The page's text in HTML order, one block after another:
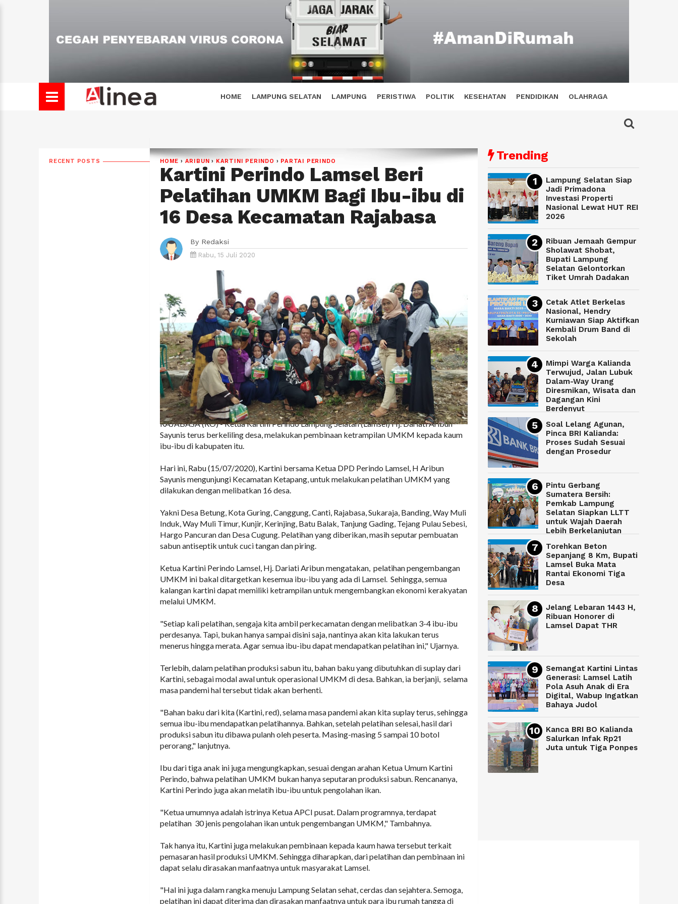
HOME LAMPUNG SELATAN LAMPUNG PERISTIWA POLITIK KESEHATAN PENDIDIKAN OLAHRAGA
RECENT POSTS HOME › ARIBUN › KARTINI PERINDO › PARTAI PERINDO
Kartini Perindo Lamsel Beri
Pelatihan UMKM Bagi Ibu-ibu di
16 Desa Kecamatan Rajabasa
By Redaksi
Rabu, 15 Juli 2020
RAJABASA (RO) - Ketua Kartini Perindo Lampung Selatan (Lamsel) Hj. Dariati Aribun
Sayunis terus berkeliling desa, melakukan pembinaan ketrampilan UMKM kepada kaum
ibu-ibu di kabupaten itu.
Hari ini, Rabu (15/07/2020), Kartini bersama Ketua DPD Perindo Lamsel, H Aribun
Sayunis mengunjungi Kecamatan Ketapang, untuk melakukan pelatihan UMKM yang
dilakukan dengan melibatkan 16 desa.
Yakni Desa Betung, Kota Guring, Canggung, Canti, Rajabasa, Sukaraja, Banding, Way Muli
Induk, Way Muli Timur, Kunjir, Kerinjing, Batu Balak, Tanjung Gading, Tejang Pulau Sebesi,
Hargo Pancuran dan Desa Cugung. Pelatihan yang diberikan, masih seputar pembuatan
sabun antiseptik untuk cuci tangan dan piring.
Ketua Kartini Perindo Lamsel, Hj. Dariati Aribun mengatakan, pelatihan pengembangan
UMKM ini bakal ditargetkan kesemua ibu-ibu yang ada di Lamsel. Sehingga, semua
kalangan kartini dapat memiliki ketrampilan untuk mengembangkan ekonomi kerakyatan
melalui UMKM.
"Setiap kali pelatihan, sengaja kita ambil perkecamatan dengan melibatkan 3-4 ibu-ibu
perdesanya. Tapi, bukan hanya sampai disini saja, nantinya akan kita lakukan terus
menerus hingga merata. Agar semua ibu-ibu dapat mendapatkan pelatihan ini," Ujarnya.
Terlebih, dalam pelatihan produksi sabun itu, bahan baku yang dibutuhkan di suplay dari
Kartini, sebagai modal awal untuk operasional UMKM di desa. Bahkan, ia berjanji, selama
masa pandemi hal tersebut tidak akan berhenti.
"Bahan baku dari kita (Kartini, red), selama masa pandemi akan kita suplay terus, sehingga
semua ibu-ibu mendapatkan pelatihannya. Bahkan, setelah pelatihan selesai, hasil dari
produksi sabun itu dibawa pulanh oleh peserta. Masing-masing 5 sampai 10 botol
perorang," lanjutnya.
Ibu dari tiga anak ini juga mengungkapkan, sesuai dengan arahan Ketua Umum Kartini
Perindo, bahwa pelatihan UMKM bukan hanya seputaran produksi sabun. Rencananya,
Kartini Perindo juga akan melatih ibu-ibu untuk pengolahan ikan.
"Ketua umumnya adalah istrinya Ketua APCI pusat. Dalam programnya, terdapat
pelatihan 30 jenis pengolahan ikan untuk pengembangan UMKM," Tambahnya.
Tak hanya itu, Kartini juga melakukan pembinaan kepada kaum hawa tersebut terkait
pemasaran hasil produksi UMKM. Sehingga diharapkan, dari pelatihan dan pembinaan ini
dapat selalu dirasakan manfaatnya untuk masyarakat Lamsel.
"Hal ini juga dalam rangka menuju Lampung Selatan sehat, cerdas dan sejahtera. Semoga,
pelatihan ini dapat diterima dan dirasakan manfaatnya untuk para ibu rumah tangga di
Trending
Lampung Selatan Siap
Jadi Primadona
Investasi Properti
Nasional Lewat HUT REI
2026
Ribuan Jemaah Gempur
Sholawat Shobat,
Bupati Lampung
Selatan Gelontorkan
Tiket Umrah Dadakan
Cetak Atlet Berkelas
Nasional, Hendry
Kurniawan Siap Aktifkan
Kembali Drum Band di
Sekolah
Mimpi Warga Kalianda
Terwujud, Jalan Lubuk
Dalam-Way Urang
Diresmikan, Wisata dan
Dagangan Kini
Berdenyut
Soal Lelang Agunan,
Pinca BRI Kalianda:
Proses Sudah Sesuai
dengan Prosedur
Pintu Gerbang
Sumatera Bersih:
Pemkab Lampung
Selatan Siapkan LLTT
untuk Wajah Daerah
Lebih Berkelanjutan
Torehkan Beton
Sepanjang 8 Km, Bupati
Lamsel Buka Mata
Rantai Ekonomi Tiga
Desa
Jelang Lebaran 1443 H,
Ribuan Honorer di
Lamsel Dapat THR
Semangat Kartini Lintas
Generasi: Lamsel Latih
Pola Asuh Anak di Era
Digital, Wabup Ingatkan
Bahaya Judol
Kanca BRI BO Kalianda
Salurkan Infak Rp21
Juta untuk Tiga Ponpes